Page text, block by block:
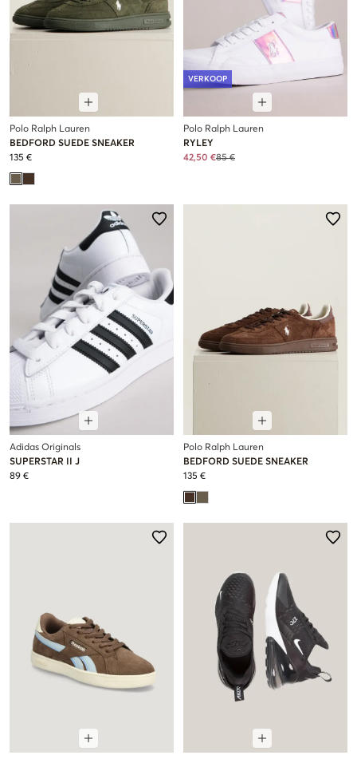
Polo Ralph Lauren
BEDFORD SUEDE SNEAKER
135 €
VERKOOP
Polo Ralph Lauren
RYLEY
42,50 €85 €
Adidas Originals
SUPERSTAR II J
89 €
Polo Ralph Lauren
BEDFORD SUEDE SNEAKER
135 €